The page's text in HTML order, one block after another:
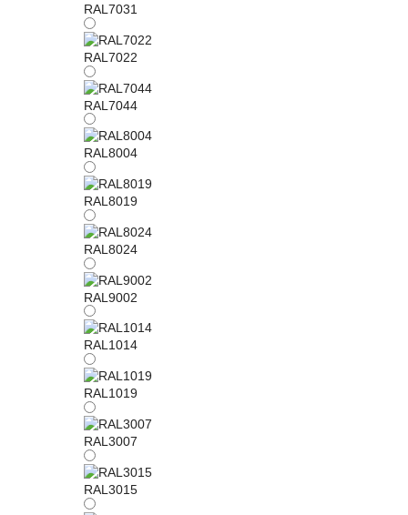
RAL7031
RAL7022
RAL7044
RAL8004
RAL8019
RAL8024
RAL9002
RAL1014
RAL1019
RAL3007
RAL3015